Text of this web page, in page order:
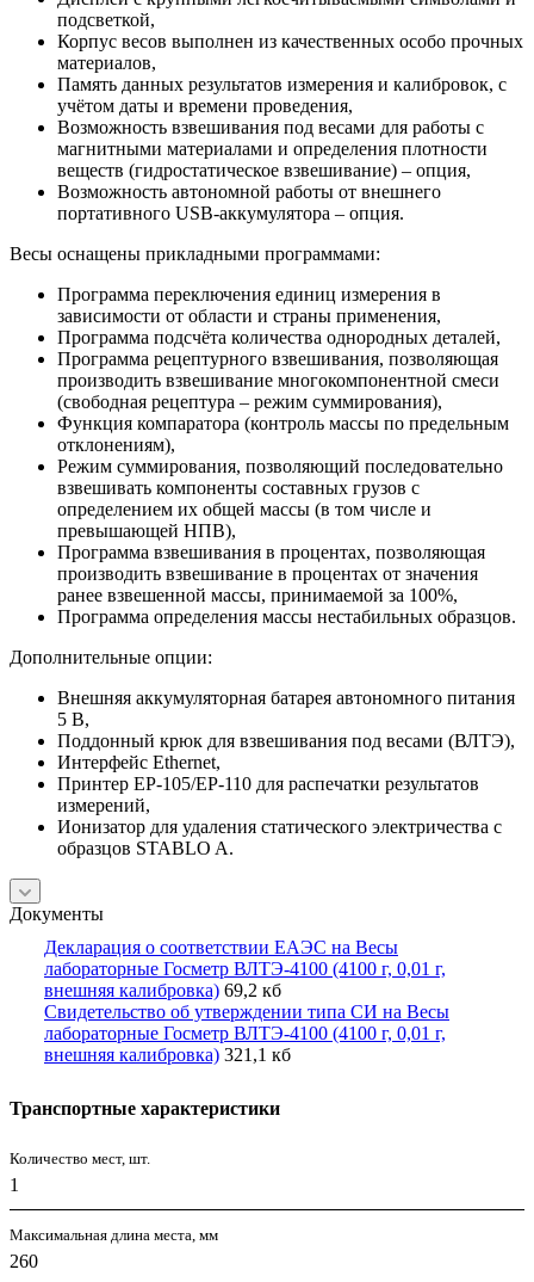
подсветкой,
Корпус весов выполнен из качественных особо прочных
материалов,
Память данных результатов измерения и калибровок, с
учётом даты и времени проведения,
Возможность взвешивания под весами для работы с
магнитными материалами и определения плотности
веществ (гидростатическое взвешивание) – опция,
Возможность автономной работы от внешнего
портативного USB-аккумулятора – опция.
Весы оснащены прикладными программами:
Программа переключения единиц измерения в
зависимости от области и страны применения,
Программа подсчёта количества однородных деталей,
Программа рецептурного взвешивания, позволяющая
производить взвешивание многокомпонентной смеси
(свободная рецептура – режим суммирования),
Функция компаратора (контроль массы по предельным
отклонениям),
Режим суммирования, позволяющий последовательно
взвешивать компоненты составных грузов с
определением их общей массы (в том числе и
превышающей НПВ),
Программа взвешивания в процентах, позволяющая
производить взвешивание в процентах от значения
ранее взвешенной массы, принимаемой за 100%,
Программа определения массы нестабильных образцов.
Дополнительные опции:
Внешняя аккумуляторная батарея автономного питания
5 В,
Поддонный крюк для взвешивания под весами (ВЛТЭ),
Интерфейс Ethernet,
Принтер ЕР-105/ЕР-110 для распечатки результатов
измерений,
Ионизатор для удаления статического электричества с
образцов STABLO A.
Документы
Декларация о соответствии ЕАЭС на Весы
лабораторные Госметр ВЛТЭ-4100 (4100 г, 0,01 г,
внешняя калибровка) 69,2 кб
Свидетельство об утверждении типа СИ на Весы
лабораторные Госметр ВЛТЭ-4100 (4100 г, 0,01 г,
внешняя калибровка) 321,1 кб
Транспортные характеристики
Количество мест, шт.
1
Максимальная длина места, мм
260